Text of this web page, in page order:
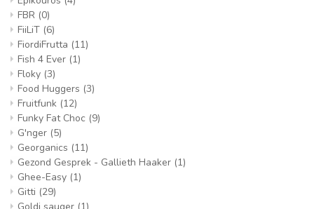
FBR (0)
FiiLiT (6)
FiordiFrutta (11)
Fish 4 Ever (1)
Floky (3)
Food Huggers (3)
Fruitfunk (12)
Funky Fat Choc (9)
G'nger (5)
Georganics (11)
Gezond Gesprek - Gallieth Haaker (1)
Ghee-Easy (1)
Gitti (29)